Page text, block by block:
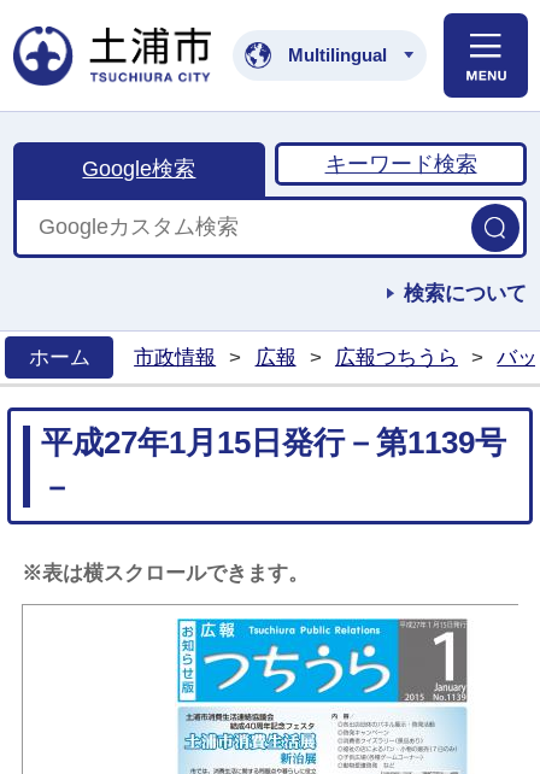
土浦市公式ホームペ
Multilingual
Google検索 キーワード検索
検索について
ホーム
市政情報 > 広報 > 広報つちうら > バ
平成27年1月15日発行－第1139号
－
※表は横スクロールできます。